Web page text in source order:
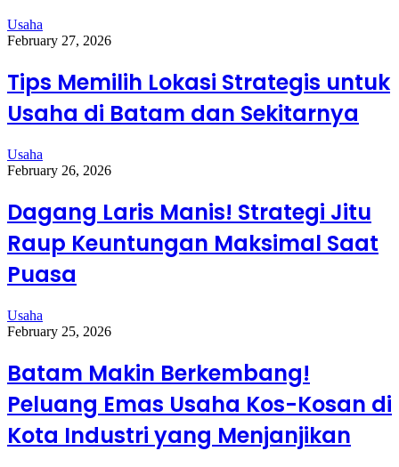
Usaha
February 27, 2026
Tips Memilih Lokasi Strategis untuk
Usaha di Batam dan Sekitarnya
Usaha
February 26, 2026
Dagang Laris Manis! Strategi Jitu
Raup Keuntungan Maksimal Saat
Puasa
Usaha
February 25, 2026
Batam Makin Berkembang!
Peluang Emas Usaha Kos-Kosan di
Kota Industri yang Menjanjikan